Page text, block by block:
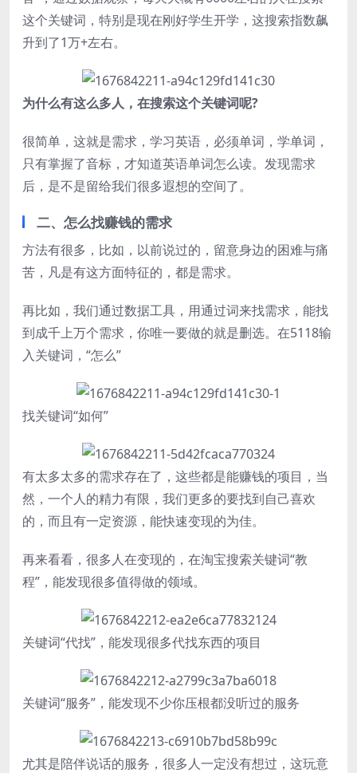
这个关键词，特别是现在刚好学生开学，这搜索指数飙
升到了1万+左右。
为什么有这么多人，在搜索这个关键词呢?
很简单，这就是需求，学习英语，必须单词，学单词，
只有掌握了音标，才知道英语单词怎么读。发现需求
后，是不是留给我们很多遐想的空间了。
二、怎么找赚钱的需求
方法有很多，比如，以前说过的，留意身边的困难与痛
苦，凡是有这方面特征的，都是需求。
再比如，我们通过数据工具，用通过词来找需求，能找
到成千上万个需求，你唯一要做的就是删选。在5118输
入关键词，“怎么”
找关键词“如何”
有太多太多的需求存在了，这些都是能赚钱的项目，当
然，一个人的精力有限，我们更多的要找到自己喜欢
的，而且有一定资源，能快速变现的为佳。
再来看看，很多人在变现的，在淘宝搜索关键词“教
程”，能发现很多值得做的领域。
关键词“代找”，能发现很多代找东西的项目
关键词“服务”，能发现不少你压根都没听过的服务
尤其是陪伴说话的服务，很多人一定没有想过，这玩意